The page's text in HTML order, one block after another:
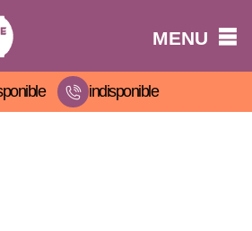
MENU
indisponible